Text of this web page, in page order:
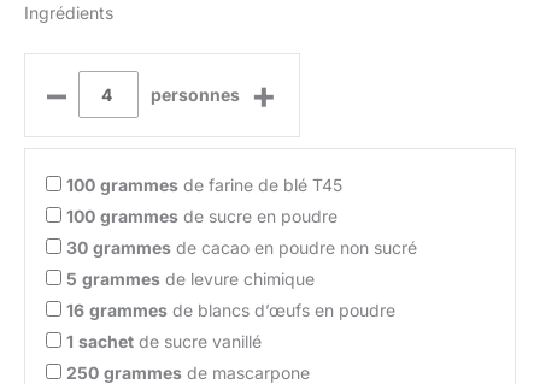
Ingrédients
– personnes +
100 grammes de farine de blé T45
100 grammes de sucre en poudre
30 grammes de cacao en poudre non sucré
5 grammes de levure chimique
16 grammes de blancs d’œufs en poudre
1 sachet de sucre vanillé
250 grammes de mascarpone